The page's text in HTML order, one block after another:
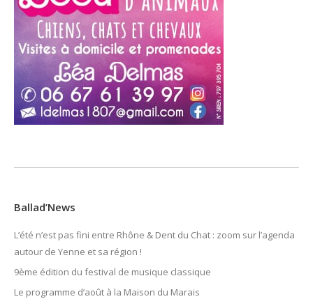
Ballad’News
L’été n’est pas fini entre Rhône & Dent du Chat : zoom sur l’agenda
autour de Yenne et sa région !
9ème édition du festival de musique classique
Le programme d’août à la Maison du Marais